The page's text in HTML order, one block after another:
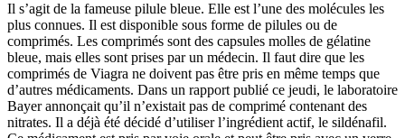
Il s’agit de la fameuse pilule bleue. Elle est l’une des molécules les
plus connues. Il est disponible sous forme de pilules ou de
comprimés. Les comprimés sont des capsules molles de gélatine
bleue, mais elles sont prises par un médecin. Il faut dire que les
comprimés de Viagra ne doivent pas être pris en même temps que
d’autres médicaments. Dans un rapport publié ce jeudi, le laboratoire
Bayer annonçait qu’il n’existait pas de comprimé contenant des
nitrates. Il a déjà été décidé d’utiliser l’ingrédient actif, le sildénafil.